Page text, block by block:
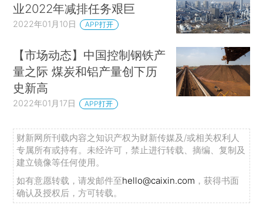
业2022年减排任务艰巨
2022年01月10日 APP打开
【市场动态】中国控制钢铁产
量之际 煤炭和铝产量创下历
史新高
2022年01月17日 APP打开
财新网所刊载内容之知识产权为财新传媒及/或相关权利人
专属所有或持有。未经许可，禁止进行转载、摘编、复制及
建立镜像等任何使用。
如有意愿转载，请发邮件至hello@caixin.com ，获得书面
确认及授权后，方可转载。